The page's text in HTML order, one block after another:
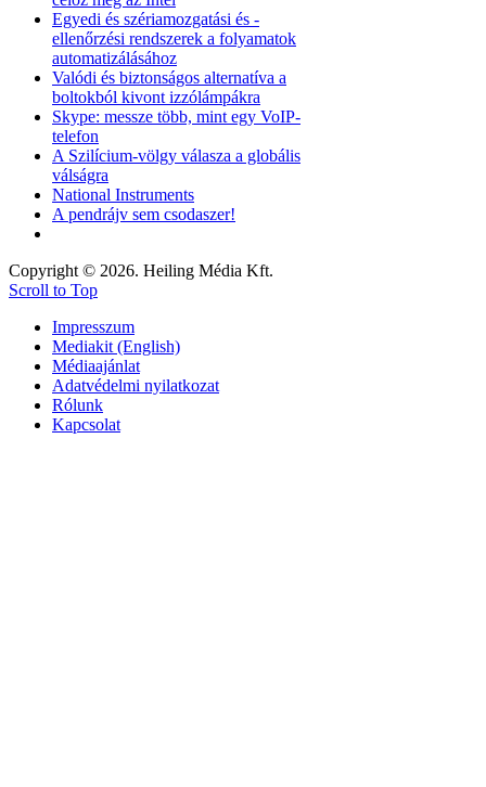
Egyedi és szériamozgatási és -
ellenőrzési rendszerek a folyamatok
automatizálásához
Valódi és biztonságos alternatíva a
boltokból kivont izzólámpákra
Skype: messze több, mint egy VoIP-
telefon
A Szilícium-völgy válasza a globális
válságra
National Instruments
A pendrájv sem csodaszer!
Copyright © 2026. Heiling Média Kft.
Scroll to Top
Impresszum
Mediakit (English)
Médiaajánlat
Adatvédelmi nyilatkozat
Rólunk
Kapcsolat